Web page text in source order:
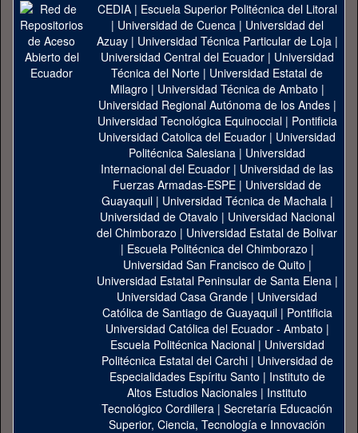
CEDIA| Escuela Superior Politécnica del Litoral
| Universidad de Cuenca| Universidad del
Azuay| Universidad Técnica Particular de Loja|
Universidad Central del Ecuador| Universidad
Técnica del Norte | Universidad Estatal de
Milagro | Universidad Técnica de Ambato |
Universidad Regional Autónoma de los Andes|
Universidad Tecnológica Equinoccial| Pontificia
Universidad Catolica del Ecuador | Universidad
Politécnica Salesiana | Universidad
Internacional del Ecuador | Universidad de las
Fuerzas Armadas-ESPE | Universidad de
Guayaquil| Universidad Técnica de Machala|
Universidad de Otavalo | Universidad Nacional
del Chimborazo | Universidad Estatal de Bolivar
| Escuela Politécnica del Chimborazo |
Universidad San Francisco de Quito |
Universidad Estatal Peninsular de Santa Elena|
Universidad Casa Grande | Universidad
Católica de Santiago de Guayaquil| Pontificia
Universidad Católica del Ecuador - Ambato |
Escuela Politécnica Nacional| Universidad
Politécnica Estatal del Carchi| Universidad de
Especialidades Espíritu Santo | Instituto de
Altos Estudios Nacionales | Instituto
Tecnológico Cordillera | Secretaría Educación
Superior, Ciencia, Tecnología e Innovación